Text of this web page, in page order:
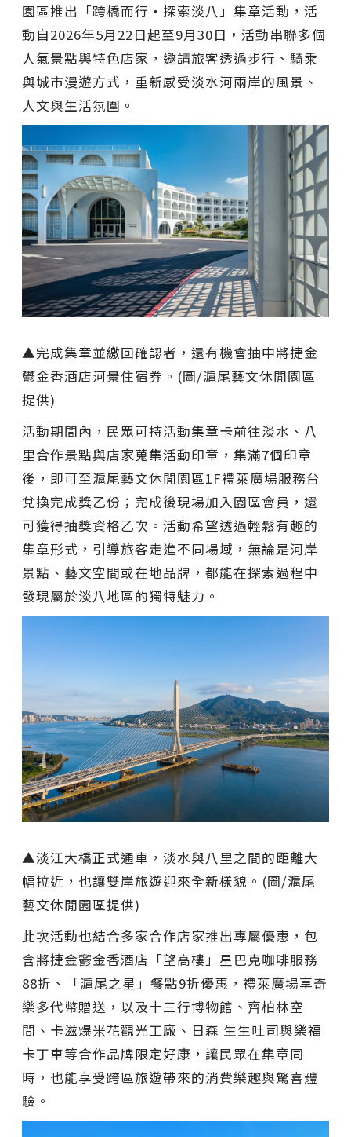
園區推出「跨橋而行・探索淡八」集章活動，活
動自2026年5月22日起至9月30日，活動串聯多個
人氣景點與特色店家，邀請旅客透過步行、騎乘
與城市漫遊方式，重新感受淡水河兩岸的風景、
人文與生活氛圍。
▲完成集章並繳回確認者，還有機會抽中將捷金
鬱金香酒店河景住宿券。(圖/滬尾藝文休閒園區
提供)
活動期間內，民眾可持活動集章卡前往淡水、八
里合作景點與店家蒐集活動印章，集滿7個印章
後，即可至滬尾藝文休閒園區1F禮萊廣場服務台
兌換完成獎乙份；完成後現場加入園區會員，還
可獲得抽獎資格乙次。活動希望透過輕鬆有趣的
集章形式，引導旅客走進不同場域，無論是河岸
景點、藝文空間或在地品牌，都能在探索過程中
發現屬於淡八地區的獨特魅力。
▲淡江大橋正式通車，淡水與八里之間的距離大
幅拉近，也讓雙岸旅遊迎來全新樣貌。(圖/滬尾
藝文休閒園區提供)
此次活動也結合多家合作店家推出專屬優惠，包
含將捷金鬱金香酒店「望高樓」星巴克咖啡服務
88折、「滬尾之星」餐點9折優惠，禮萊廣場享奇
樂多代幣贈送，以及十三行博物館、齊柏林空
間、卡滋爆米花觀光工廠、日森 生生吐司與樂福
卡丁車等合作品牌限定好康，讓民眾在集章同
時，也能享受跨區旅遊帶來的消費樂趣與驚喜體
驗。